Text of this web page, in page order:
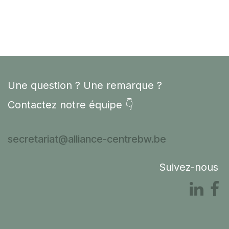
Une question ? Une remarque ?
Contactez notre équipe 👇
secretariat@alliance-centrebw.be
Suivez-nous